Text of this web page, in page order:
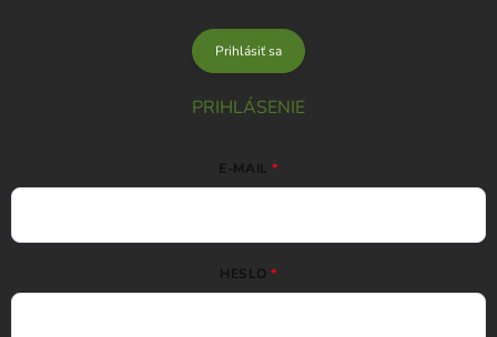
Prihlásiť sa
PRIHLÁSENIE
E-MAIL
HESLO